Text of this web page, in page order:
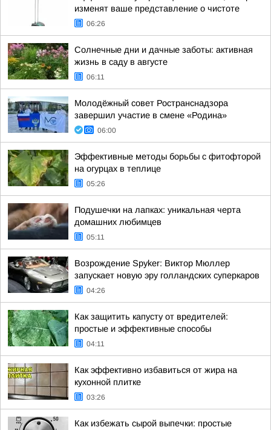
изменят ваше представление о чистоте
06:26
Солнечные дни и дачные заботы: активная
жизнь в саду в августе
06:11
Молодёжный совет Ространснадзора
завершил участие в смене «Родина»
06:00
Эффективные методы борьбы с фитофторой
на огурцах в теплице
05:26
Подушечки на лапках: уникальная черта
домашних любимцев
05:11
Возрождение Spyker: Виктор Мюллер
запускает новую эру голландских суперкаров
04:26
Как защитить капусту от вредителей:
простые и эффективные способы
04:11
Как эффективно избавиться от жира на
кухонной плитке
03:26
Как избежать сырой выпечки: простые